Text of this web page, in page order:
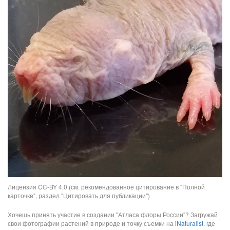
Лицензия CC-BY 4.0 (см. рекомендованное цитирование в "Полной
карточке", раздел "Цитировать для публикации")
Хочешь принять участие в создании "Атласа флоры России"? Загружай
свои фотографии растений в природе и точку съемки на iNaturalist, где